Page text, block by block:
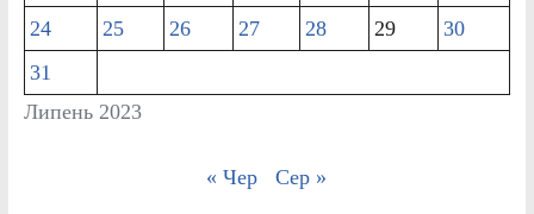
Липень 2023
24
25 26 27 28 29
30
31
« Чер Сер »